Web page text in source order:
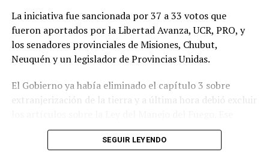
que Viene, que busca la reelección del gobernador
Passalacqua en 2027.
Volver a los 17
El nuevo bloque, bautizado Por lo que viene, al que
espacio;Arabela Soler,Rudi Bundziak
Roque
La iniciativa fue sancionada por 37 a 33 votos que
fueron aportados por la Libertad Avanza, UCR, PRO, y
los senadores provinciales de Misiones, Chubut,
Neuquén y un legislador de Provincias Unidas.
El Gobierno ya había eliminado el capítulo 3 sobre
extranjerización de la tierra y a última hora debió excluir
respaldo se obtuvo con los21 votos de La Libertad
9 de la UCR,3 del PRO, los dos senadores
SEGUIR LEYENDO